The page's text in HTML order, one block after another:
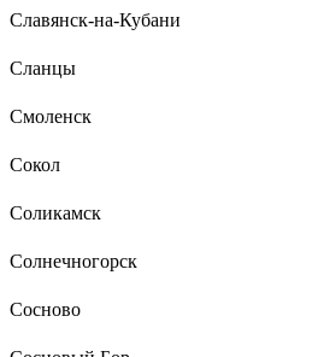
Славянск-на-Кубани
Сланцы
Смоленск
Сокол
Соликамск
Солнечногорск
Сосново